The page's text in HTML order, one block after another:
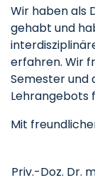
Wir haben als
gehabt und
erfahren. Wir
Semester und
Lehrangebots
Mit
Priv.-Doz. Dr.